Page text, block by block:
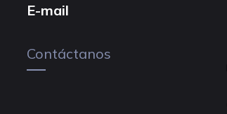
E-mail
Contáctanos